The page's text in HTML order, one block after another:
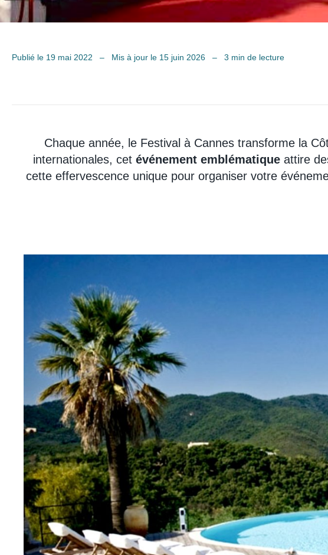
Publié le 19 mai 2022 – Mis à jour le 15 juin 2026 – 3 min de lecture
Chaque année, le Festival à Cannes transforme la
internationales, cet événement emblématique attire
cette effervescence unique pour organiser votre